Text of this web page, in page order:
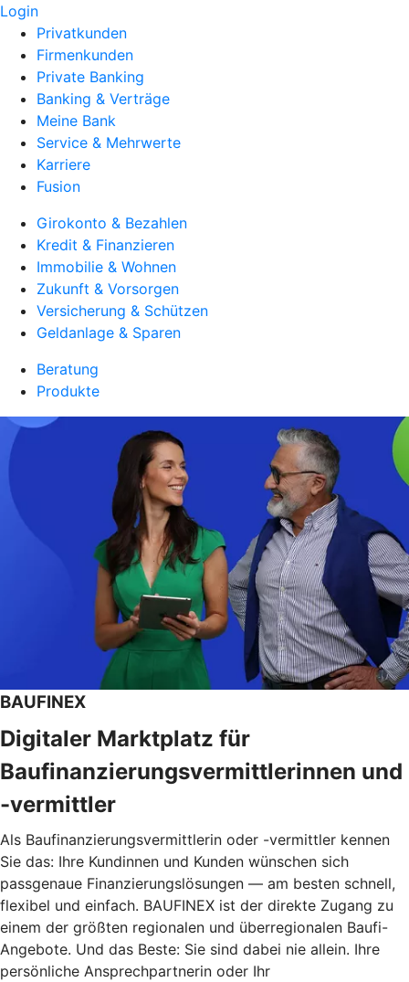
Login
Privatkunden
Firmenkunden
Private Banking
Banking & Verträge
Meine Bank
Service & Mehrwerte
Karriere
Fusion
Girokonto & Bezahlen
Kredit & Finanzieren
Immobilie & Wohnen
Zukunft & Vorsorgen
Versicherung & Schützen
Geldanlage & Sparen
Beratung
Produkte
BAUFINEX
Digitaler Marktplatz für
Baufinanzierungsvermittlerinnen und
-vermittler
Als Baufinanzierungsvermittlerin oder -vermittler kennen
Sie das: Ihre Kundinnen und Kunden wünschen sich
passgenaue Finanzierungslösungen — am besten schnell,
flexibel und einfach. BAUFINEX ist der direkte Zugang zu
einem der größten regionalen und überregionalen Baufi-
Angebote. Und das Beste: Sie sind dabei nie allein. Ihre
persönliche Ansprechpartnerin oder Ihr